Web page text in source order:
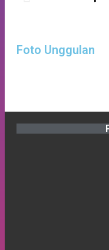
Foto Unggulan